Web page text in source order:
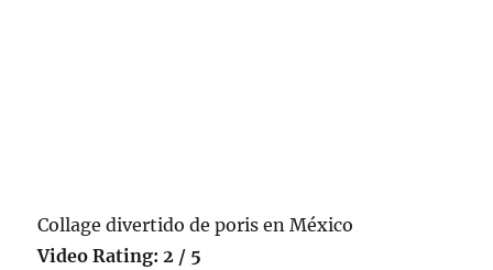
Collage divertido de poris en México
Video Rating: 2 / 5